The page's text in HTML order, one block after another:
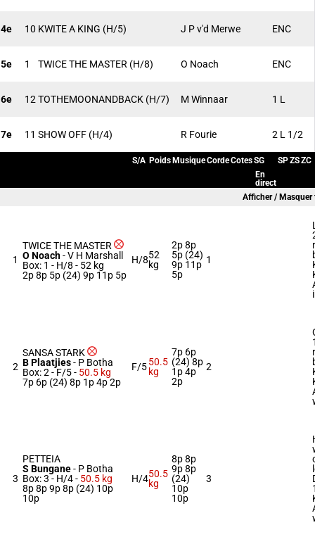
4e 10 KWITE A KING (H/5) J P v'd Merwe ENC
5e 1 TWICE THE MASTER (H/8) O Noach ENC
6e 12 TOTHEMOONANDBACK (H/7) M Winnaar 1 L
7e 11 SHOW OFF (H/4) R Fourie 2 L 1/2
S/A Poids MusiqueCordeCotesSG SPZSZC
En
direct
Afficher / Masquer
1
TWICE THE MASTER
O Noach-V H Marshall
Box: 1 - H/8 - 52 kg
2p 8p 5p (24) 9p 11p 5p
H/852
kg
2p 8p
5p (24)
9p 11p
5p
1
2
SANSA STARK
B Plaatjies- P Botha
Box: 2 - F/5 - 50.5 kg
7p 6p (24) 8p 1p 4p 2p
F/550.5
kg
7p 6p
(24) 8p
1p 4p
2p
2
3
PETTEIA
S Bungane- P Botha
Box: 3 - H/4 - 50.5 kg
8p 8p 9p 8p (24) 10p
10p
H/450.5
kg
8p 8p
9p 8p
(24)
10p
10p
3